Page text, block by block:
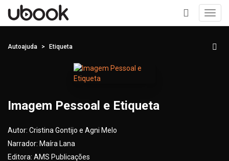
+
Autoajuda Etiqueta
Imagem Pessoal e Etiqueta
Autor: Cristina Gontijo e Agni Melo
Narrador: Maíra Lana
Editora: AMS Publicações